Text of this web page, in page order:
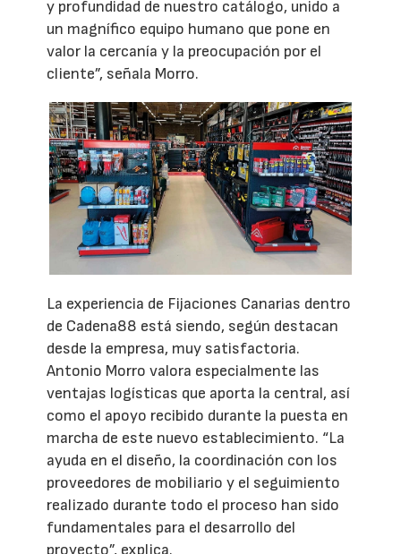
y profundidad de nuestro catálogo, unido a
un magnífico equipo humano que pone en
valor la cercanía y la preocupación por el
cliente”, señala Morro.
La experiencia de Fijaciones Canarias dentro
de Cadena88 está siendo, según destacan
desde la empresa, muy satisfactoria.
Antonio Morro valora especialmente las
ventajas logísticas que aporta la central, así
como el apoyo recibido durante la puesta en
marcha de este nuevo establecimiento. “La
ayuda en el diseño, la coordinación con los
proveedores de mobiliario y el seguimiento
realizado durante todo el proceso han sido
fundamentales para el desarrollo del